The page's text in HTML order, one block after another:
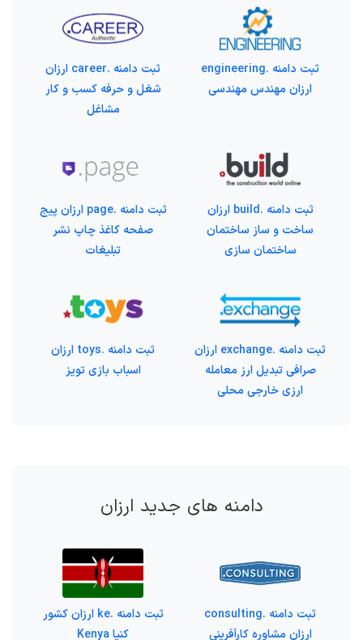
ثبت دامنه .engineering
ارزان مهندس مهندسی
ثبت دامنه .career ارزان
شغل و حرفه کسب و کار
مشاغل
ثبت دامنه .build ارزان
ساخت و ساز ساختمان
ساختمان سازی
ثبت دامنه .page ارزان پیج
صفحه کاغذ چاپ نشر
تبلیغات
ثبت دامنه .exchange ارزان
صرافی تبدیل ارز معامله
ارزی خارجی محلی
ثبت دامنه .toys ارزان
اسباب بازی تویز
دامنه های جدید ارزان
ثبت دامنه .consulting
ارزان مشاوره کارآفرینی
ثبت دامنه .ke ارزان کشور
کنیا Kenya